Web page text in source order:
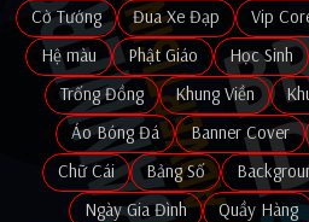
Cờ Tướng
Đua Xe Đạp Vip
Hệ màu
Phật Giáo Học Sinh
Trống Đồng
Khung Viền
Áo Bóng Đá
Banner Cover
Chữ Cái
Bảng Số
Ngày Gia Đình
Quầy Hàng